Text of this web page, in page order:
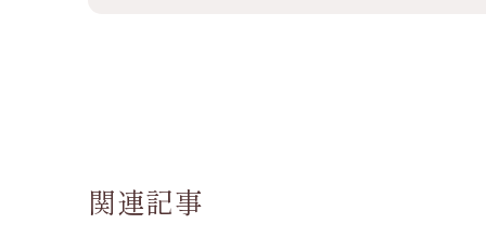
関連記事